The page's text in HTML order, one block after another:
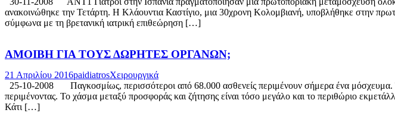
ανακοινώθηκε την Τετάρτη. Η Κλάουντια Καστίγιο, μια 30χρονη Κολομβιανή, υποβλήθηκε στην
σύμφωνα με τη βρετανική ιατρική επιθεώρηση […]
ΑΜΟΙΒΗ ΓΙΑ ΤΟΥΣ ΔΩΡΗΤΕΣ ΟΡΓΑΝΩΝ;
21 Απριλίου 2016paidiatrosΧειρουργικά
25-10-2008 Παγκοσμίως, περισσότεροι από 68.000 ασθενείς περιμένουν σήμερα ένα μόσχευμα.
περιμένοντας. Το χάσμα μεταξύ προσφοράς και ζήτησης είναι τόσο μεγάλο και το περιθώριο
Κάτι […]